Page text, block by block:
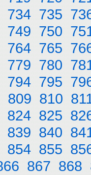
734 735
749 750
764 765
779 780
794 795
809 810
824 825
839 840
854 855
867 868